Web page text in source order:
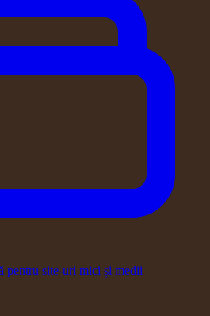
pentru site-uri mici și medii